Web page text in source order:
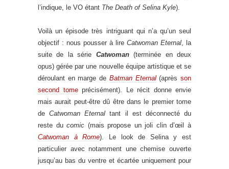
l’indique, le VO étant The Death of Selina Kyle).
Voilà un épisode très intriguant qui n’a qu’un seul
objectif : nous pousser à lire Catwoman Eternal , la
suite de la série Catwoman(terminée en deux
opus) gérée par une nouvelle équipe artistique et se
déroulant en marge de Batman Eternal(aprèsson
second tomeprécisément). Le récit donne envie
mais aurait peut-être dû être dans le premier tome
deCatwoman Eternal tant il est déconnecté du
reste ducomic (mais propose un joli clin d’œil à
Catwoman à Rome). Le look de Selina y est
particulier avec notamment une chemise ouverte
jusqu’au bas du ventre et écartée uniquement pour